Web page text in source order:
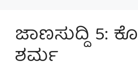
ಜಾಣಸುದ್ದಿ 5:
ಶರ್ಮ